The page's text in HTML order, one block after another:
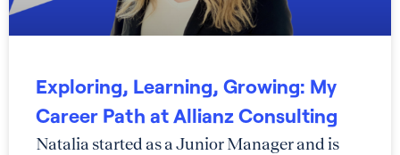
Exploring, Learning, Growing: My
Career Path at Allianz Consulting
Natalia started as a Junior Manager and is